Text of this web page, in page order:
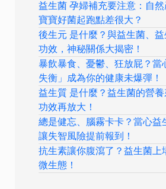
益生菌 孕婦補充要注意：自然
寶寶好菌起跑點差很大？
後生元 是什麼？與益生菌、
功效，神秘關係大揭密！
暴飲暴食、憂鬱、狂放屁？當
失衡」成為你的健康未爆彈！
益生質 是什麼？益生菌的營
功效再放大！
總是健忘、腦霧卡卡？當心益
讓失智風險提前報到！
抗生素讓你腹瀉了？益生菌上
微生態！